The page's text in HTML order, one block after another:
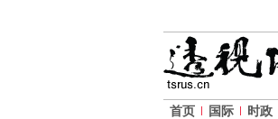
首页 国际 时政